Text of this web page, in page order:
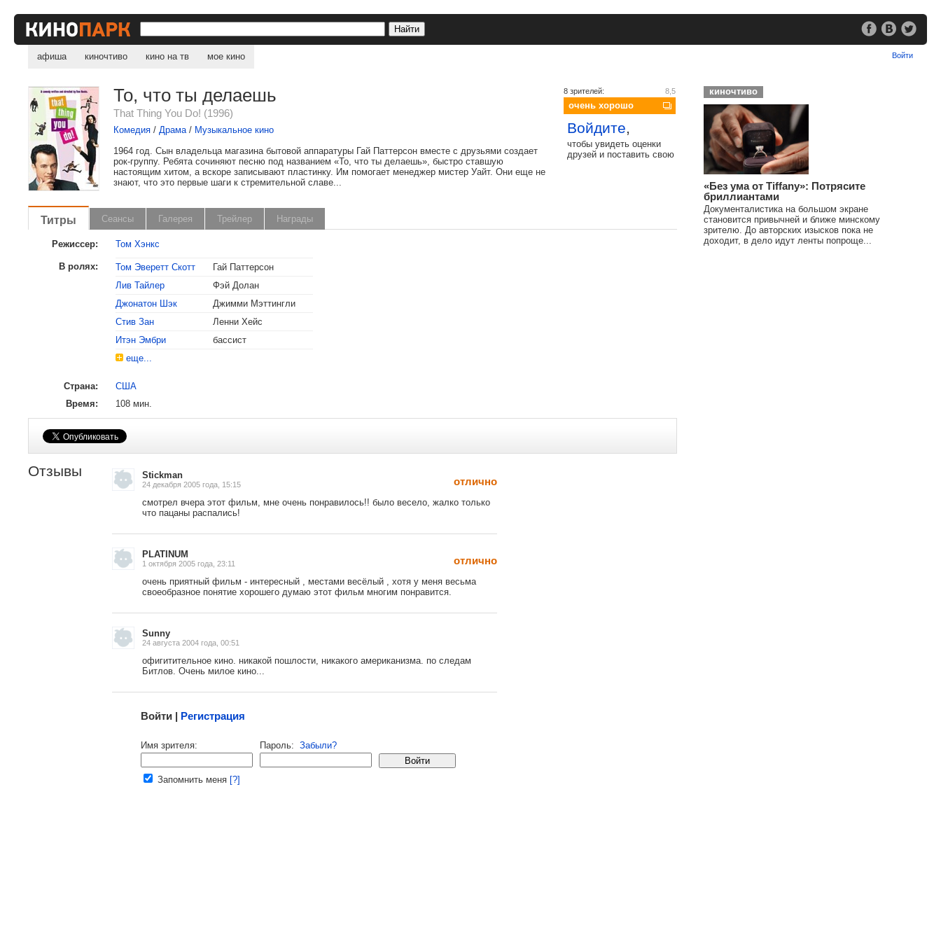
афиша киночтиво кино на тв мое кино Войти
То, что ты делаешь
That Thing You Do! (1996)
Комедия /Драма/ Музыкальное кино
1964 год. Сын владельца магазина бытовой аппаратуры Гай Паттерсон вместе с друзьями создает
рок-группу. Ребята сочиняют песню под названием «То, что ты делаешь», быстро ставшую
настоящим хитом, а вскоре записывают пластинку. Им помогает менеджер мистер Уайт. Они еще не
знают, что это первые шаги к стремительной славе...
8 зрителей: 8,5
очень хорошо
Войдите,
чтобы увидеть оценки
друзей и поставить свою
Титры Сеансы Галерея Трейлер Награды
Режиссер: Том Хэнкс
В ролях: Том Эверетт Скотт
Гай Паттерсон
Лив Тайлер
Фэй Долан
Джонатон Шэк
Джимми Мэттингли
Стив Зан
Ленни Хейс
Итэн Эмбри
бассист
еще...
Страна:
США
Время:
108 мин.
Отзывы
отлично
Stickman
24 декабря 2005 года, 15:15
смотрел вчера этот фильм, мне очень понравилось!! было весело, жалко только
что пацаны распались!
отлично
PLATINUM
1 октября 2005 года, 23:11
очень приятный фильм - интересный , местами весёлый , хотя у меня весьма
своеобразное понятие хорошего думаю этот фильм многим понравится.
Sunny
24 августа 2004 года, 00:51
офигитительное кино. никакой пошлости, никакого американизма. по следам
Битлов. Очень милое кино...
, поделитесь своим мнением
Войти | Регистрация
Имя зрителя: Пароль:Забыли?
Запомнить меня [?]
киночтиво
«Без ума от Tiffany»: Потрясите
бриллиантами
Документалистика на большом экране
становится привычней и ближе минскому
зрителю. До авторских изысков пока не
доходит, в дело идут ленты попроще...